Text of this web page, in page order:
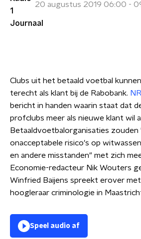
20 augustus 2019 06:00 -
Clubs uit het betaald voetbal
terecht als klant bij de Rabobank.
bericht in handen waarin staat dat
profclubs meer als nieuwe klant wil
Betaaldvoetbalorganisaties
onacceptabele risico's op
en andere misstanden" met zich
Economie-redacteur Nik Wouters
Winfried Baijens spreekt erover
hoogleraar criminologie in
Speel audio af